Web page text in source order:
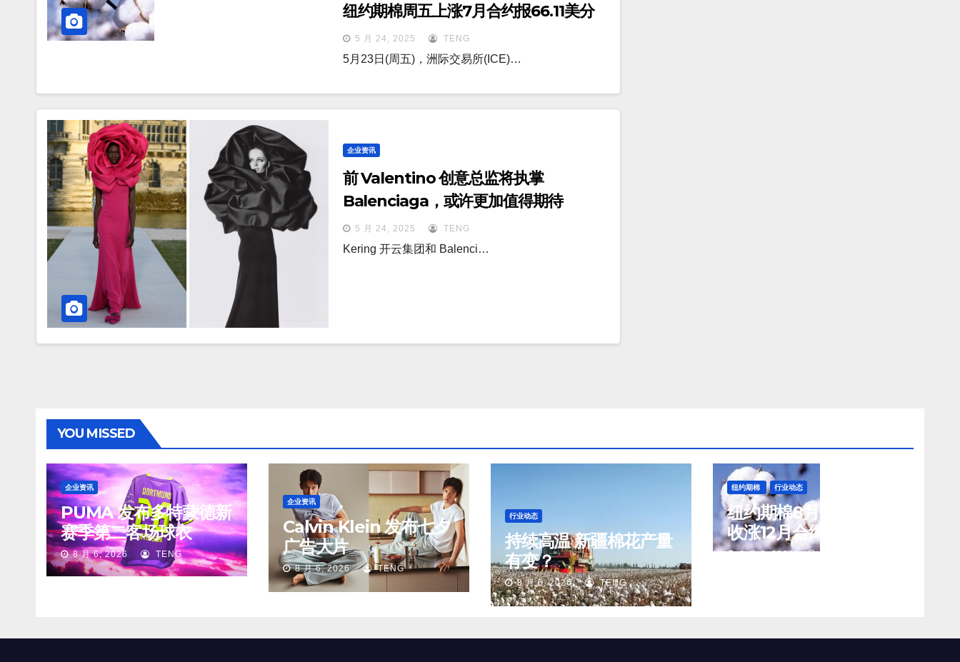
纽约期棉周五上涨7月合约报66.11美分
5 月 24, 2025 TENG
5月23日(周五)，洲际交易所(ICE)…
企业资讯
前 Valentino 创意总监将执掌
Balenciaga，或许更加值得期待
5 月 24, 2025 TENG
Kering 开云集团和 Balenci…
YOU MISSED
企业资讯
PUMA 发布多特蒙德新
赛季第二客场球衣
8 月 6, 2026 TENG
企业资讯
Calvin Klein 发布七夕
广告大片
8 月 6, 2026 TENG
行业动态
持续高温 新疆棉花产量
有变？
8 月 6, 2026 TENG
纽约期棉 行业动态
纽约期棉8月5日(周三)
收涨12月合约报83.02
美分/磅
8 月 6, 2026 TENG